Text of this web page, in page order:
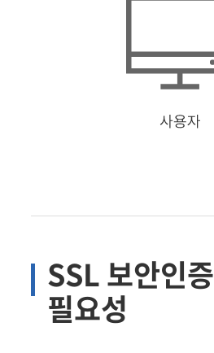
고객센터SSL 보안인증
필요성